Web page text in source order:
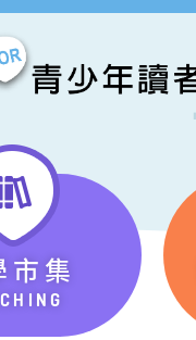
市集